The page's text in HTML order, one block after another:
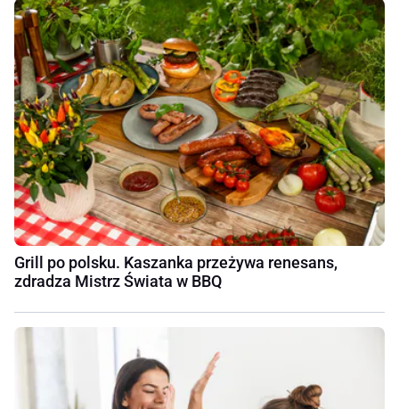
Grill po polsku. Kaszanka przeżywa renesans,
zdradza Mistrz Świata w BBQ